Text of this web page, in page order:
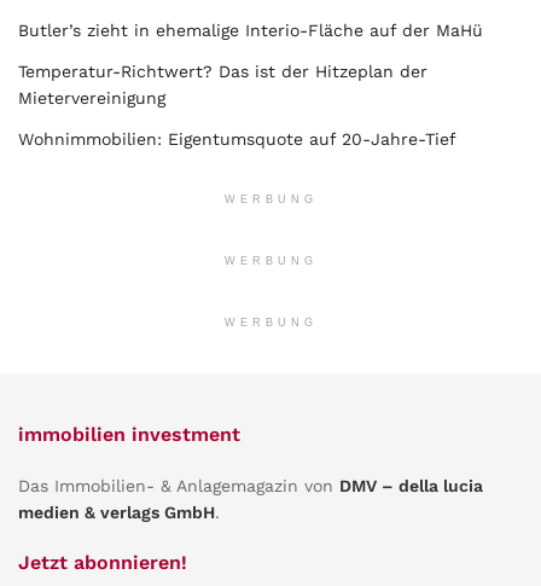
Butler’s zieht in ehemalige Interio-Fläche auf der MaHü
Temperatur-Richtwert? Das ist der Hitzeplan der
Mietervereinigung
Wohnimmobilien: Eigentumsquote auf 20-Jahre-Tief
WERBUNG
WERBUNG
WERBUNG
immobilien investment
Das Immobilien- & Anlagemagazin von DMV – della lucia
medien & verlags GmbH.
Jetzt abonnieren!